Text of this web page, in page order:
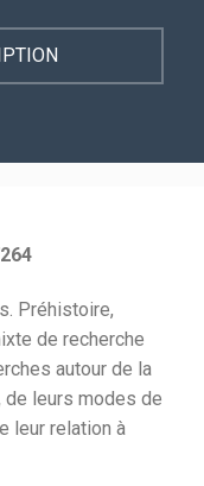
Préhistoire,
de recherche
autour de la
leurs modes de
leur relation à